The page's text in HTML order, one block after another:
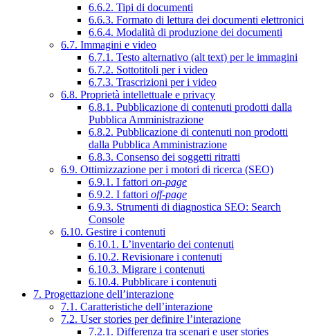
6.6.2. Tipi di documenti
6.6.3. Formato di lettura dei documenti elettronici
6.6.4. Modalità di produzione dei documenti
6.7. Immagini e video
6.7.1. Testo alternativo (alt text) per le immagini
6.7.2. Sottotitoli per i video
6.7.3. Trascrizioni per i video
6.8. Proprietà intellettuale e privacy
6.8.1. Pubblicazione di contenuti prodotti dalla
Pubblica Amministrazione
6.8.2. Pubblicazione di contenuti non prodotti
dalla Pubblica Amministrazione
6.8.3. Consenso dei soggetti ritratti
6.9. Ottimizzazione per i motori di ricerca (SEO)
6.9.1. I fattori on-page
6.9.2. I fattori off-page
6.9.3. Strumenti di diagnostica SEO: Search
Console
6.10. Gestire i contenuti
6.10.1. L’inventario dei contenuti
6.10.2. Revisionare i contenuti
6.10.3. Migrare i contenuti
6.10.4. Pubblicare i contenuti
7. Progettazione dell’interazione
7.1. Caratteristiche dell’interazione
7.2. User stories per definire l’interazione
7.2.1. Differenza tra scenari e user stories